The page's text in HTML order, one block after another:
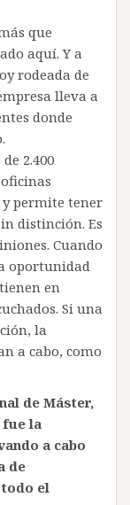
que
aquí. Y a
rodeada de
lleva a
donde
2.400
permite tener
distinción. Es
Cuando
oportunidad
en
Si una
la
a cabo, como
de Máster,
la
a cabo
de
el